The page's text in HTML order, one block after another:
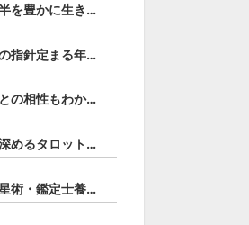
🎥人生後半を豊かに生きる！定年後に輝くための占星術（石川楓花）
🎥未来への指針定まる年！2026年トランジットの動きを追う ーまとめ読み先取り解説ー（登石麻恭子）
🎥飼い主との相性もわかる「ペットのための占星術」（芳垣宗久）
🎥もっと深めるタロットリーディング【コートカード編】（宏林）
🎥西洋占星術・鑑定士養成スピードマスターコース（最新版）